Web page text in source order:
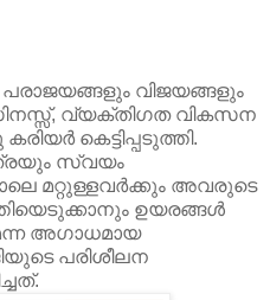
വിജയങ്ങളും
വ്യക്തിഗത വികസന
കെട്ടിപ്പടുത്തി.
സ്വയം
മറ്റുള്ളവർക്കും അവരുടെ
ഉയരങ്ങൾ
അഗാധമായ
പരിശീലന